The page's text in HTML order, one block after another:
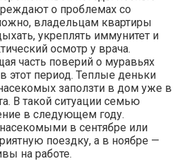
о проблемах со
владельцам квартиры
укреплять иммунитет и
осмотр у врача.
часть поверий о муравьях
этот период. Теплые деньки
заползти в дом уже в
В такой ситуации семью
в следующем году.
в сентябре или
поездку, а в ноябре —
на работе.